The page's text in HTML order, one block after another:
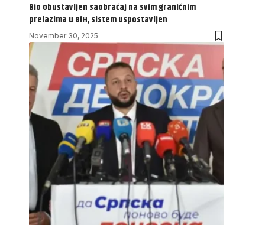
Bio obustavljen saobraćaj na svim graničnim
prelazima u BiH, sistem uspostavljen
November 30, 2025